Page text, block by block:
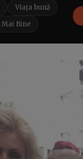
Viața bună
Mai Bine